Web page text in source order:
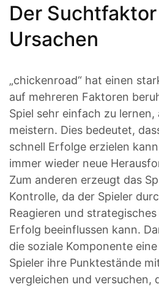
Der
Ursachen
„chickenroad“ hat einen
auf mehreren Faktoren
Spiel sehr einfach zu
meistern. Dies bedeutet,
schnell Erfolge erzielen
immer wieder neue
Zum anderen erzeugt das
Kontrolle, da der Spieler
Reagieren und
Erfolg beeinflussen kann.
die soziale Komponente
Spieler ihre Punktestände
vergleichen und versuchen,